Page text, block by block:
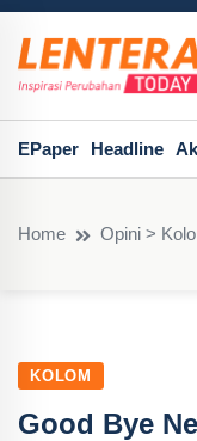
EPaper Headline
Home Opini >
KOLOM
Good Bye